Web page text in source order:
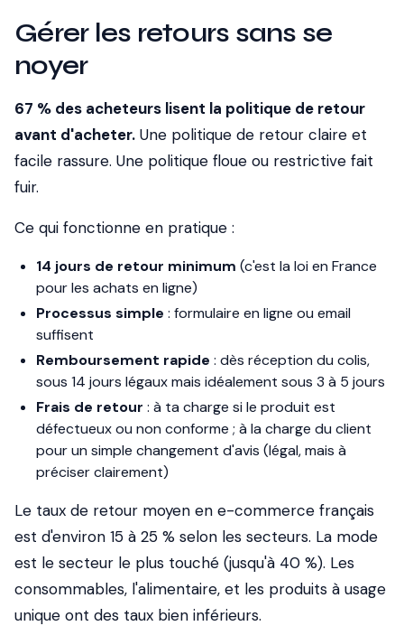
Gérer les retours sans se
noyer
67 % des acheteurs lisent la politique de retour
avant d'acheter. Une politique de retour claire et
facile rassure. Une politique floue ou restrictive fait
fuir.
Ce qui fonctionne en pratique :
14 jours de retour minimum (c'est la loi en France
pour les achats en ligne)
Processus simple : formulaire en ligne ou email
suffisent
Remboursement rapide : dès réception du colis,
sous 14 jours légaux mais idéalement sous 3 à 5 jours
Frais de retour : à ta charge si le produit est
défectueux ou non conforme ; à la charge du client
pour un simple changement d'avis (légal, mais à
préciser clairement)
Le taux de retour moyen en e-commerce français
est d'environ 15 à 25 % selon les secteurs. La mode
est le secteur le plus touché (jusqu'à 40 %). Les
consommables, l'alimentaire, et les produits à usage
unique ont des taux bien inférieurs.